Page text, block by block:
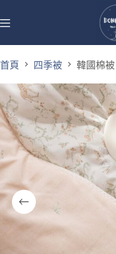
首頁 四季被 韓國棉